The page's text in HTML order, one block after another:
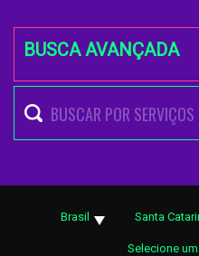
BUSCA AVANÇADA
Brasil Santa
Selecione